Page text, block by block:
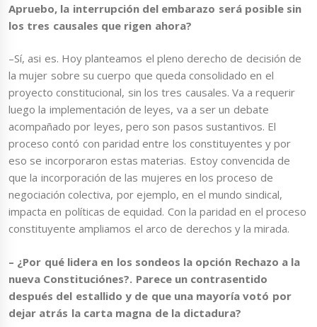
Apruebo, la interrupción del embarazo será posible sin
los tres causales que rigen ahora?
–Sí, asi es. Hoy planteamos el pleno derecho de decisión de
la mujer sobre su cuerpo que queda consolidado en el
proyecto constitucional, sin los tres causales. Va a requerir
luego la implementación de leyes, va a ser un debate
acompañado por leyes, pero son pasos sustantivos. El
proceso contó con paridad entre los constituyentes y por
eso se incorporaron estas materias. Estoy convencida de
que la incorporación de las mujeres en los proceso de
negociación colectiva, por ejemplo, en el mundo sindical,
impacta en políticas de equidad. Con la paridad en el proceso
constituyente ampliamos el arco de derechos y la mirada.
– ¿Por qué lidera en los sondeos la opción Rechazo a la
nueva Constituciónes?. Parece un contrasentido
después del estallido y de que una mayoría votó por
dejar atrás la carta magna de la dictadura?